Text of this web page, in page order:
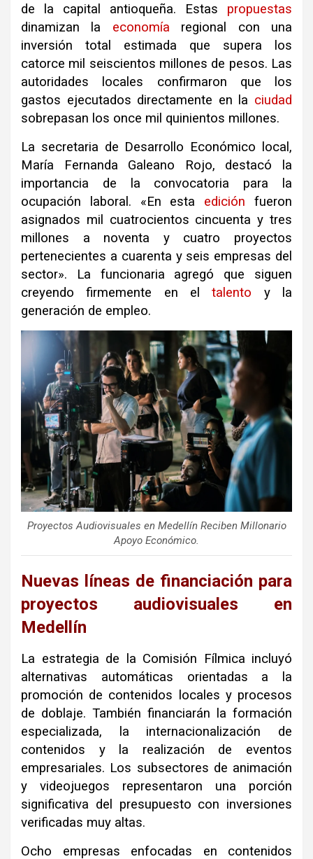
de la capital antioqueña. Estas propuestas
dinamizan la economía regional con una
inversión total estimada que supera los
catorce mil seiscientos millones de pesos. Las
autoridades locales confirmaron que los
gastos ejecutados directamente en la ciudad
sobrepasan los once mil quinientos millones.
La secretaria de Desarrollo Económico local,
María Fernanda Galeano Rojo, destacó la
importancia de la convocatoria para la
ocupación laboral. «En esta edición fueron
asignados mil cuatrocientos cincuenta y tres
millones a noventa y cuatro proyectos
pertenecientes a cuarenta y seis empresas del
sector». La funcionaria agregó que siguen
creyendo firmemente en eltalento y la
generación de empleo.
Proyectos Audiovisuales en Medellín Reciben Millonario
Apoyo Económico.
Nuevas líneas de financiación para
proyectos audiovisuales en
Medellín
La estrategia de la Comisión Fílmica incluyó
alternativas automáticas orientadas a la
promoción de contenidos locales y procesos
de doblaje. También financiarán la formación
especializada, la internacionalización de
contenidos y la realización de eventos
empresariales. Los subsectores de animación
y videojuegos representaron una porción
significativa del presupuesto con inversiones
verificadas muy altas.
Ocho empresas enfocadas en contenidos